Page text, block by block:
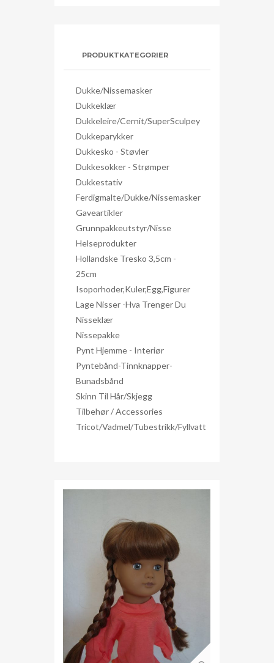
PRODUKTKATEGORIER
Dukke/nissemasker
Dukkeklær
Dukkeleire/Cernit/SuperSculpey
Dukkeparykker
Dukkesko - Støvler
Dukkesokker - Strømper
Dukkestativ
Ferdigmalte/dukke/nissemasker
Gaveartikler
Grunnpakkeutstyr/nisse
Helseprodukter
Hollandske Tresko 3,5cm -
25cm
Isoporhoder,kuler,egg,figurer
Lage Nisser -hva Trenger Du
Nisseklær
Nissepakke
Pynt Hjemme - Interiør
Pyntebånd-Tinnknapper-
Bunadsbånd
Skinn Til Hår/skjegg
Tilbehør / Accessories
Tricot/Vadmel/Tubestrikk/Fyllvatt